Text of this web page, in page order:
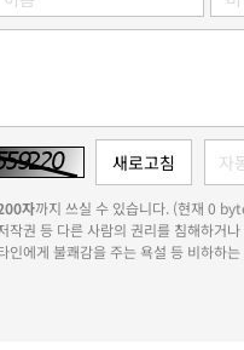
자까지 쓰실 수 있습니다. (현재 0
작권 등 다른 사람의 권리를 침해하거
인에게 불쾌감을 주는 욕설 등 비하하